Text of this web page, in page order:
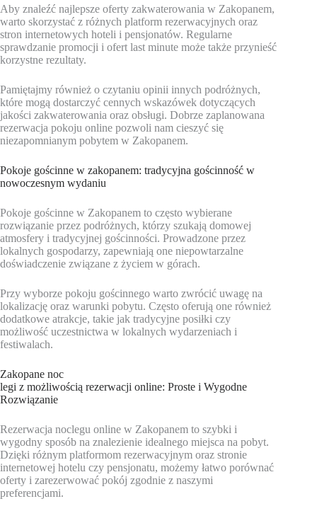
Aby znaleźć najlepsze oferty zakwaterowania w Zakopanem,
warto skorzystać z różnych platform rezerwacyjnych oraz
stron internetowych hoteli i pensjonatów. Regularne
sprawdzanie promocji i ofert last minute może także przynieść
korzystne rezultaty.
Pamiętajmy również o czytaniu opinii innych podróżnych,
które mogą dostarczyć cennych wskazówek dotyczących
jakości zakwaterowania oraz obsługi. Dobrze zaplanowana
rezerwacja pokoju online pozwoli nam cieszyć się
niezapomnianym pobytem w Zakopanem.
Pokoje gościnne w zakopanem: tradycyjna gościnność w
nowoczesnym wydaniu
Pokoje gościnne w Zakopanem to często wybierane
rozwiązanie przez podróżnych, którzy szukają domowej
atmosfery i tradycyjnej gościnności. Prowadzone przez
lokalnych gospodarzy, zapewniają one niepowtarzalne
doświadczenie związane z życiem w górach.
Przy wyborze pokoju gościnnego warto zwrócić uwagę na
lokalizację oraz warunki pobytu. Często oferują one również
dodatkowe atrakcje, takie jak tradycyjne posiłki czy
możliwość uczestnictwa w lokalnych wydarzeniach i
festiwalach.
Zakopane noc
legi z możliwością rezerwacji online: Proste i Wygodne
Rozwiązanie
Rezerwacja noclegu online w Zakopanem to szybki i
wygodny sposób na znalezienie idealnego miejsca na pobyt.
Dzięki różnym platformom rezerwacyjnym oraz stronie
internetowej hotelu czy pensjonatu, możemy łatwo porównać
oferty i zarezerwować pokój zgodnie z naszymi
preferencjami.